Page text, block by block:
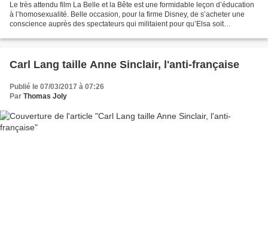
Le très attendu film La Belle et la Bête est une formidable leçon d’éducation
à l’homosexualité. Belle occasion, pour la firme Disney, de s’acheter une
conscience auprès des spectateurs qui militaient pour qu’Elsa soit
Carl Lang taille Anne Sinclair, l'anti-française
Publié le 07/03/2017 à 07:26
Par Thomas Joly